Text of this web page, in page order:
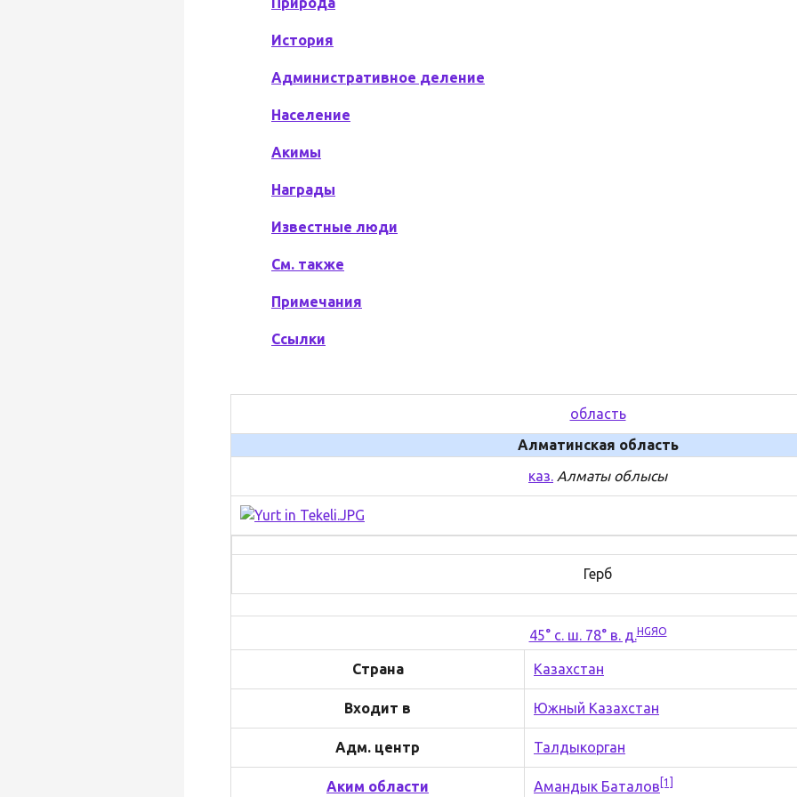
История
Административное деление
Население
Акимы
Награды
Известные люди
См. также
Примечания
Ссылки
область
Алматинская область
каз. Алматы облысы
Герб
45° с. ш. 78° в. д.HGЯO
Страна Казахстан
Входит в Южный Казахстан
Адм. центр Талдыкорган
Аким области Амандык Баталов [1]